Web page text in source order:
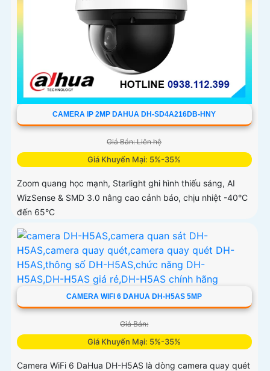
CAMERA IP 2MP DAHUA DH-SD4A216DB-HNY
Giá Bán: Liên hệ
Giá Khuyến Mại: 5%-35%
Zoom quang học mạnh, Starlight ghi hình thiếu sáng, AI
WizSense & SMD 3.0 nâng cao cảnh báo, chịu nhiệt -40°C
đến 65°C
CAMERA WIFI 6 DAHUA DH-H5AS 5MP
Giá Bán:
Giá Khuyến Mại: 5%-35%
Camera WiFi 6 DaHua DH-H5AS là dòng camera quay quét